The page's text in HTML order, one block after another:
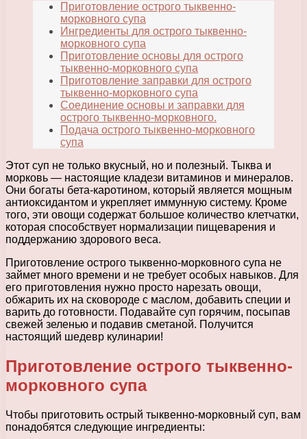
Приготовление острого тыквенно-
морковного супа
Ингредиенты для острого тыквенно-
морковного супа
Приготовление основы для острого
тыквенно-морковного супа
Приготовление заправки для острого
тыквенно-морковного супа
Соединение основы и заправки для
острого тыквенно-морковного.
Подача острого тыквенно-морковного
супа
Этот суп не только вкусный, но и полезный. Тыква и
морковь — настоящие кладези витаминов и минералов.
Они богаты бета-каротином, который является мощным
антиоксидантом и укрепляет иммунную систему. Кроме
того, эти овощи содержат большое количество клетчатки,
которая способствует нормализации пищеварения и
поддержанию здорового веса.
Приготовление острого тыквенно-морковного супа не
займет много времени и не требует особых навыков. Для
его приготовления нужно просто нарезать овощи,
обжарить их на сковороде с маслом, добавить специи и
варить до готовности. Подавайте суп горячим, посыпав
свежей зеленью и подавив сметаной. Получится
настоящий шедевр кулинарии!
Приготовление острого тыквенно-
морковного супа
Чтобы приготовить острый тыквенно-морковный суп, вам
понадобятся следующие ингредиенты: